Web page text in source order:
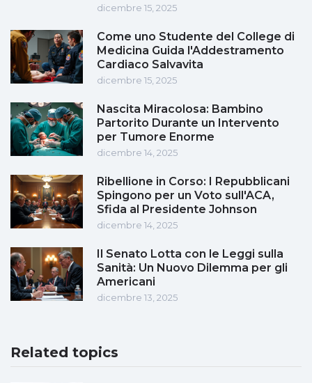
dicembre 15, 2025
Come uno Studente del College di
Medicina Guida l'Addestramento
Cardiaco Salvavita
dicembre 15, 2025
Nascita Miracolosa: Bambino
Partorito Durante un Intervento
per Tumore Enorme
dicembre 14, 2025
Ribellione in Corso: I Repubblicani
Spingono per un Voto sull'ACA,
Sfida al Presidente Johnson
dicembre 14, 2025
Il Senato Lotta con le Leggi sulla
Sanità: Un Nuovo Dilemma per gli
Americani
dicembre 13, 2025
Related topics